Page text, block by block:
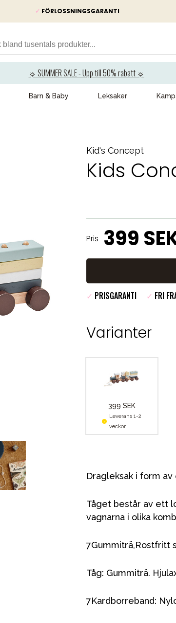
✓ FÖRLOSSNINGSGARANTI
☼ SUMMER SALE - Upp till 50% rabatt ☼
Barn & Baby Leksaker
Kid's Concept
Kids
Pris 399
✓ PRISGARANTI ✓ FRI
Varianter
399 SEK
Leverans 1-2
veckor
Dragleksak i form
Tåget består av ett
vagnarna i olika
7Gummiträ,Rostfritt
Tåg: Gummiträ.
7Kardborreband: